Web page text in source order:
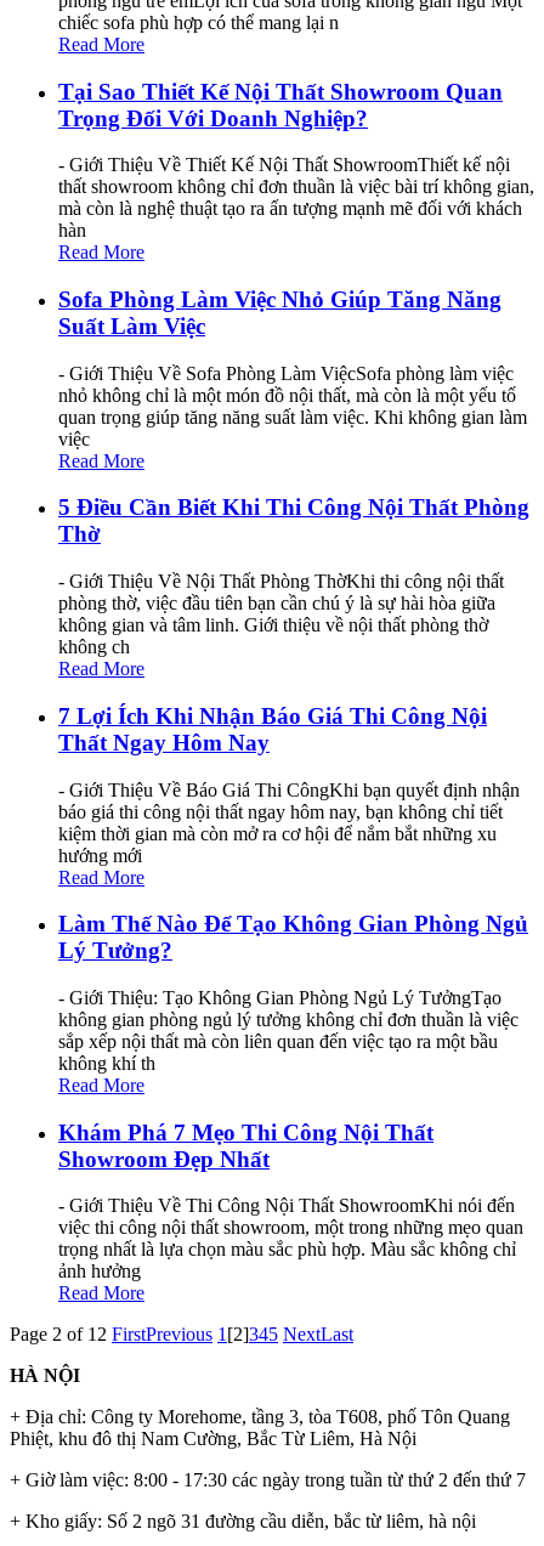
chiếc sofa phù hợp có thể mang lại n
Read More
Tại Sao Thiết Kế Nội Thất Showroom Quan
Trọng Đối Với Doanh Nghiệp?
- Giới Thiệu Về Thiết Kế Nội Thất ShowroomThiết kế nội
thất showroom không chỉ đơn thuần là việc bài trí không gian,
mà còn là nghệ thuật tạo ra ấn tượng mạnh mẽ đối với khách
hàn
Read More
Sofa Phòng Làm Việc Nhỏ Giúp Tăng Năng
Suất Làm Việc
- Giới Thiệu Về Sofa Phòng Làm ViệcSofa phòng làm việc
nhỏ không chỉ là một món đồ nội thất, mà còn là một yếu tố
quan trọng giúp tăng năng suất làm việc. Khi không gian làm
việc
Read More
5 Điều Cần Biết Khi Thi Công Nội Thất Phòng
Thờ
- Giới Thiệu Về Nội Thất Phòng ThờKhi thi công nội thất
phòng thờ, việc đầu tiên bạn cần chú ý là sự hài hòa giữa
không gian và tâm linh. Giới thiệu về nội thất phòng thờ
không ch
Read More
7 Lợi Ích Khi Nhận Báo Giá Thi Công Nội
Thất Ngay Hôm Nay
- Giới Thiệu Về Báo Giá Thi CôngKhi bạn quyết định nhận
báo giá thi công nội thất ngay hôm nay, bạn không chỉ tiết
kiệm thời gian mà còn mở ra cơ hội để nắm bắt những xu
hướng mới
Read More
Làm Thế Nào Để Tạo Không Gian Phòng Ngủ
Lý Tưởng?
- Giới Thiệu: Tạo Không Gian Phòng Ngủ Lý TưởngTạo
không gian phòng ngủ lý tưởng không chỉ đơn thuần là việc
sắp xếp nội thất mà còn liên quan đến việc tạo ra một bầu
không khí th
Read More
Khám Phá 7 Mẹo Thi Công Nội Thất
Showroom Đẹp Nhất
- Giới Thiệu Về Thi Công Nội Thất ShowroomKhi nói đến
việc thi công nội thất showroom, một trong những mẹo quan
trọng nhất là lựa chọn màu sắc phù hợp. Màu sắc không chỉ
ảnh hưởng
Read More
Page 2 of 12 FirstPrevious 1[2]345 NextLast
HÀ NỘI
+ Địa chỉ: Công ty Morehome, tầng 3, tòa T608, phố Tôn Quang
Phiệt, khu đô thị Nam Cường, Bắc Từ Liêm, Hà Nội
+ Giờ làm việc: 8:00 - 17:30 các ngày trong tuần từ thứ 2 đến thứ 7
+ Kho giấy: Số 2 ngõ 31 đường cầu diễn, bắc từ liêm, hà nội